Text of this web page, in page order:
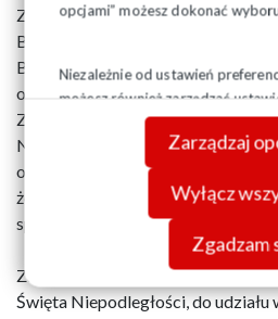
opcjami” możesz dokonać
Niezależnie od ustawień
możesz również zarządzać
swojej przeglądarki. Więcej
danych znajdziesz wPolityce
Zarządzaj
Wyłącz
Zgadzam
Zarządu Regionu: Agnieszce
Brożkowi, Pawłowi
Białystok), Ryszardowi
oraz Zdzisławowi Koncewiczowi
Zarząd Regionu zaapelował do
NSZZ „Solidarność” o udział w
osoby, które swoją dotychczasową
że autentycznie reprezentują
społeczne i związkowe.
Zarząd Regionu zaprasza do
Święta Niepodległości, do udziału